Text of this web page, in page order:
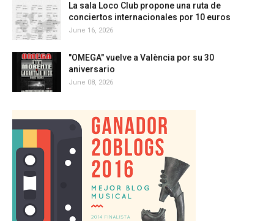
La sala Loco Club propone una ruta de
conciertos internacionales por 10 euros
June 16, 2026
"OMEGA" vuelve a València por su 30
aniversario
June 08, 2026